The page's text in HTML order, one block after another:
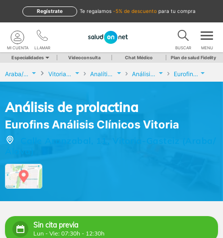
te regalamos -5% de descuento para tu compra
Regístrate
LLAMAR
MI CUENTA BUSCAR MENU
Especialidades Videoconsulta Chat Médico Plan de salud Fidelity
Araba/Álava Vitoria-Gasteiz Analíticas y Genética Análisis de prolactina Eurofins Análisis Clínicos Vitoria
Análisis de prolactina
Eurofins Análisis Clínicos Vitoria
Sin cita previa
Lun - Vie: 07:30h - 12:30h